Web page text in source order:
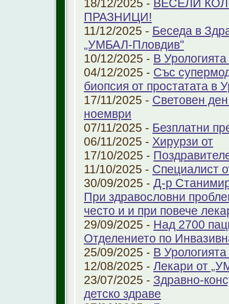
18/12/2025 - ВЕСЕЛИ
ПРАЗНИЦИ!
11/12/2025 - Беседа в
„УМБАЛ-Пловдив"
10/12/2025 - В
04/12/2025 - Със
биопсия от простатата в
17/11/2025 - Световен
ноември
07/11/2025 - Безплатни
06/11/2025 - Хирурзи от
17/10/2025 -
11/10/2025 - Специалист
30/09/2025 - Д-р
При здравословни
често и и при повече
29/09/2025 - Над 2700
Отделението по
25/09/2025 - В
12/08/2025 - Лекари от
23/07/2025 - Здравно-
детско здраве